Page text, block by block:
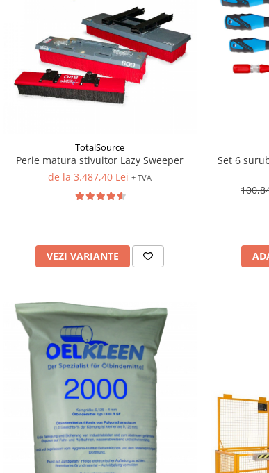
TotalSource
Perie matura stivuitor Lazy Sweeper
de la 3.487,40 Lei+ TVA
VEZI VARIANTE
Set 6